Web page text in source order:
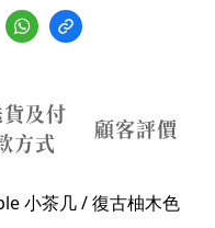
貨及付
方式
顧客評價
小茶几 / 復古柚木色